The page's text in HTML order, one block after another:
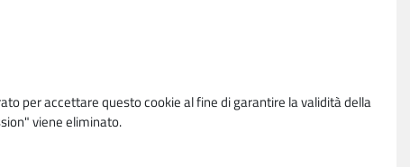
per accettare questo cookie al fine di garantire la validità della
viene eliminato.